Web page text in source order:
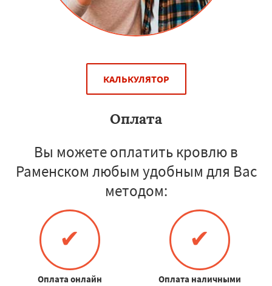
КАЛЬКУЛЯТОР
Оплата
Вы можете оплатить кровлю в
Раменском любым удобным для Вас
методом:
✔
Оплата онлайн
✔
Оплата наличными